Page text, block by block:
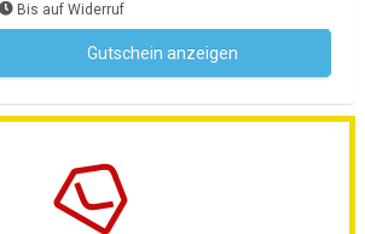
Bis auf Widerruf
Gutschein anzeigen